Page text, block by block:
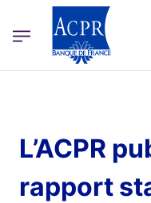
ACPR Menu Principal
L’ACPR
rapport